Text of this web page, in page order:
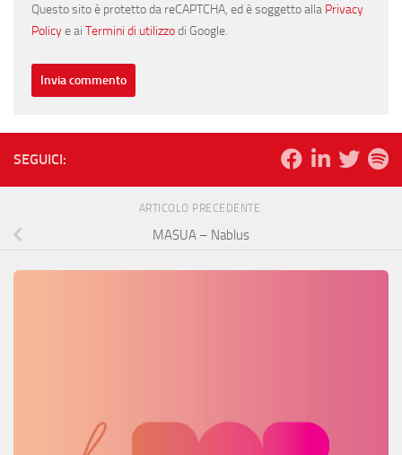
Questo sito è protetto da reCAPTCHA, ed è soggetto alla Privacy
Policye ai Termini di utilizzodi Google.
SEGUICI:
ARTICOLO PRECEDENTE
MASUA – Nablus